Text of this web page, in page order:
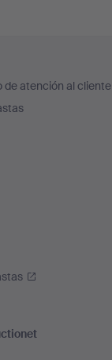
de atención al cliente